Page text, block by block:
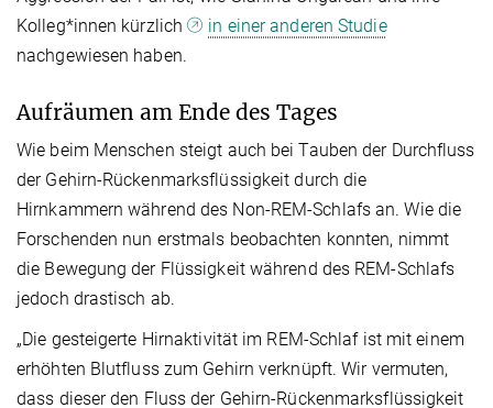
Kolleg*innen kürzlich
in einer anderen Studie
nachgewiesen haben.
Aufräumen am Ende des Tages
Wie beim Menschen steigt auch bei Tauben der Durchfluss
der Gehirn-Rückenmarksflüssigkeit durch die
Hirnkammern während des Non-REM-Schlafs an. Wie die
Forschenden nun erstmals beobachten konnten, nimmt
die Bewegung der Flüssigkeit während des REM-Schlafs
jedoch drastisch ab.
„Die gesteigerte Hirnaktivität im REM-Schlaf ist mit einem
erhöhten Blutfluss zum Gehirn verknüpft. Wir vermuten,
dass dieser den Fluss der Gehirn-Rückenmarksflüssigkeit